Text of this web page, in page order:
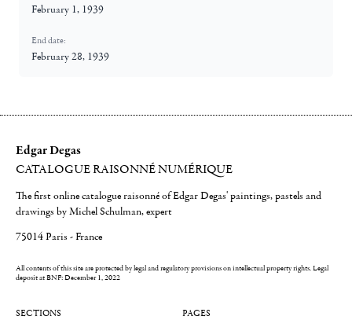
February 1, 1939
End date:
February 28, 1939
Edgar Degas
CATALOGUE RAISONNÉ NUMÉRIQUE
The first online catalogue raisonné of Edgar Degas' paintings, pastels and
drawings by Michel Schulman, expert
75014 Paris - France
All contents of this site are protected by legal and regulatory provisions on intellectual property rights.Legal
deposit at BNF: December 1, 2022
SECTIONS PAGES